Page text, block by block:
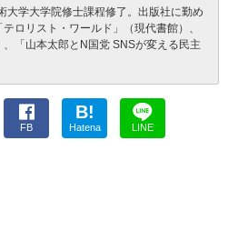
大学大学院修士課程修了。出版社に勤め
ロリスト・ワールド」（現代書館）、
、「山本太郎とN国党 SNSが変える民主
FB
B!
Hatena LINE